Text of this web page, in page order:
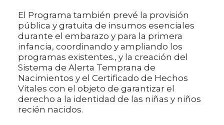
El Programa también prevé la provisión
pública y gratuita de insumos esenciales
durante el embarazo y para la primera
infancia, coordinando y ampliando los
programas existentes., y la creación del
Sistema de Alerta Temprana de
Nacimientos y el Certificado de Hechos
Vitales con el objeto de garantizar el
derecho a la identidad de las niñas y niños
recién nacidos.